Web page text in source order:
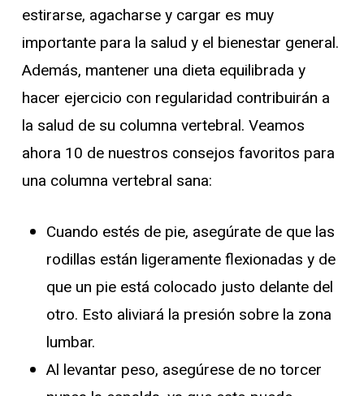
estirarse, agacharse y cargar es muy
importante para la salud y el bienestar general.
Además, mantener una dieta equilibrada y
hacer ejercicio con regularidad contribuirán a
la salud de su columna vertebral. Veamos
ahora 10 de nuestros consejos favoritos para
una columna vertebral sana:
Cuando estés de pie, asegúrate de que las
rodillas están ligeramente flexionadas y de
que un pie está colocado justo delante del
otro. Esto aliviará la presión sobre la zona
lumbar.
Al levantar peso, asegúrese de no torcer